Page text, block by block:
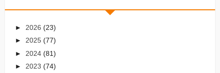
► 2026 (23)
► 2025 (77)
► 2024 (81)
► 2023 (74)